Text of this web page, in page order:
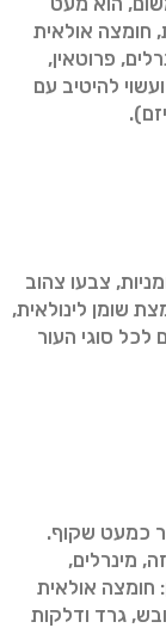
חומצה אולאית
פרוטאין,
להיטיב עם
צבעו צהוב
שומן לינולאית,
סוגי העור
כמעט שקוף.
מינרלים,
חומצה אולאית
גרד ודלקות